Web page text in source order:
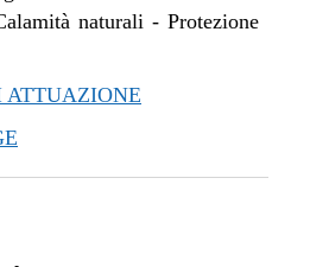
naturali - Protezione